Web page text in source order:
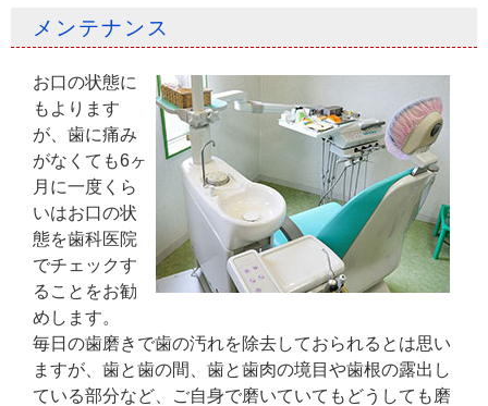
メンテナンス
お口の状態に
もよります
が、歯に痛み
がなくても6ヶ
月に一度くら
いはお口の状
態を歯科医院
でチェックす
ることをお勧
めします。
毎日の歯磨きで歯の汚れを除去しておられるとは思い
ますが、歯と歯の間、歯と歯肉の境目や歯根の露出し
ている部分など、ご自身で磨いていてもどうしても磨